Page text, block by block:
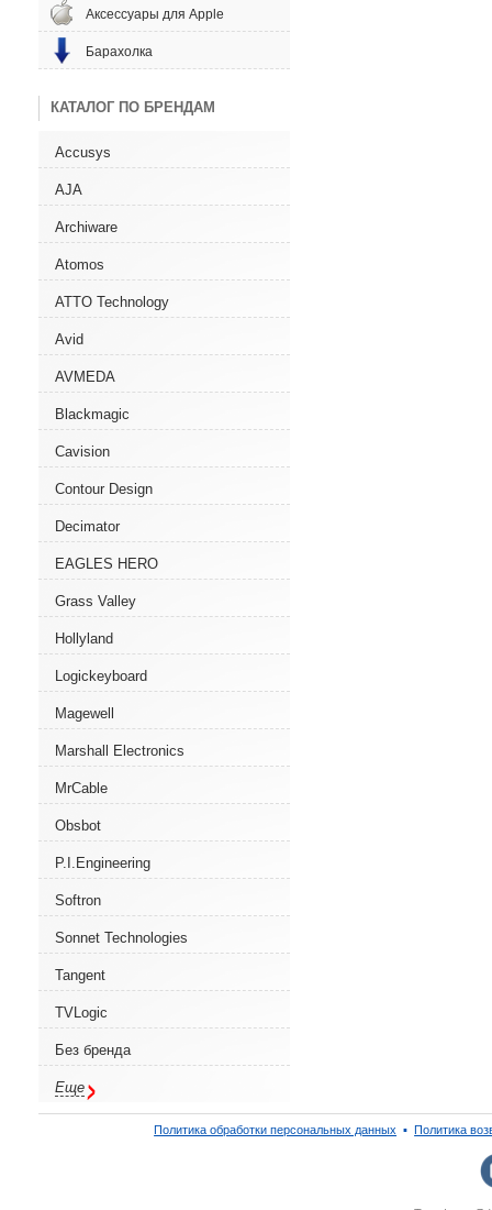
Аксессуары для Apple
Барахолка
КАТАЛОГ ПО БРЕНДАМ
Accusys
AJA
Archiware
Atomos
ATTO Technology
Avid
AVMEDA
Blackmagic
Cavision
Contour Design
Decimator
EAGLES HERO
Grass Valley
Hollyland
Logickeyboard
Magewell
Marshall Electronics
MrCable
Obsbot
P.I.Engineering
Softron
Sonnet Technologies
Tangent
TVLogic
Без бренда
Еще
Политика обработки персональных данных ▪ Политика